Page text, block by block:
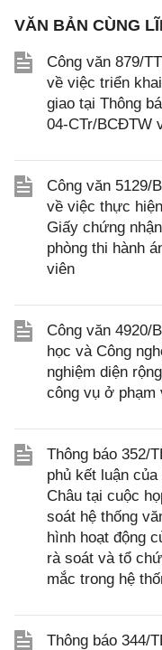
VĂN BẢN CÙNG
Công văn 879/
về việc triển
giao tại Thông
04-CTr/BCĐTW
Công văn 5129/
về việc thực
Giấy chứng
phòng thi hành
viên
Công văn 4920/
học và Công
nghiệm diện
công vụ ở phạm
Thông báo 352/
phủ kết luận
Châu tại cuộc
soát hệ thống
hình hoạt động
rà soát và tổ
mắc trong hệ
Thông báo 344/